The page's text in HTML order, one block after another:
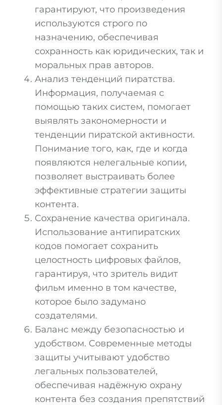
гарантируют, что произведения
используются строго по
назначению, обеспечивая
сохранность как юридических, так и
моральных прав авторов.
Анализ тенденций пиратства.
Информация, получаемая с
помощью таких систем, помогает
выявлять закономерности и
тенденции пиратской активности.
Понимание того, как, где и когда
появляются нелегальные копии,
позволяет выстраивать более
эффективные стратегии защиты
контента.
Сохранение качества оригинала.
Использование антипиратских
кодов помогает сохранить
целостность цифровых файлов,
гарантируя, что зритель видит
фильм именно в том качестве,
которое было задумано
создателями.
Баланс между безопасностью и
удобством. Современные методы
защиты учитывают удобство
легальных пользователей,
обеспечивая надёжную охрану
контента без создания препятствий